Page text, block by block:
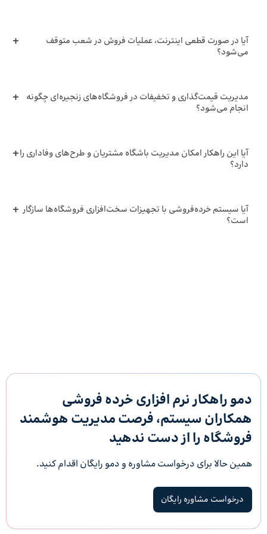
آیا در صورت قطعی اینترنت، عملیات فروش در شعب متوقف
می‌شود؟
مدیریت قیمت‌گذاری و تخفیفات در فروشگاه‌های زنجیره‌ای چگونه
انجام می‌شود؟
آیا این راهکار امکان مدیریت باشگاه مشتریان و طرح‌های وفاداری را
دارد؟
آیا سیستم خرده‌فروشی با تجهیزات سخت‌افزاری فروشگاه‌ها سازگار
است؟
دمو راهکار نرم افزاری خرده فروشی
همکاران سیستم، فرصت مدیریت هوشمند
فروشگاه‌ را از دست ندهید
همین حالا برای درخواست مشاوره و دمو رایگان اقدام کنید.
درخواست مشاوره رایگان